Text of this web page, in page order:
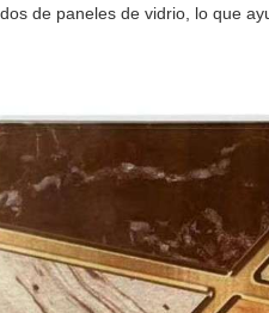
de paneles de vidrio, lo que